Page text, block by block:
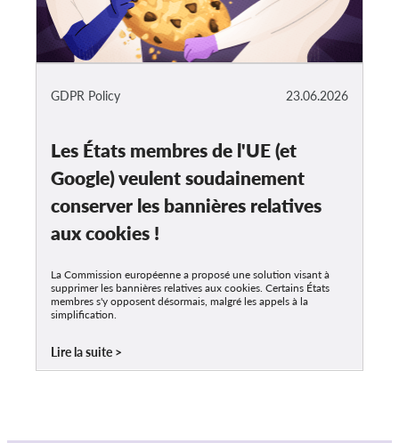
23.06.2026
GDPR Policy
Les États membres de l'UE (et
Google) veulent soudainement
conserver les bannières relatives
aux cookies !
La Commission européenne a proposé une solution visant à
supprimer les bannières relatives aux cookies. Certains États
membres s'y opposent désormais, malgré les appels à la
simplification.
Lire la suite